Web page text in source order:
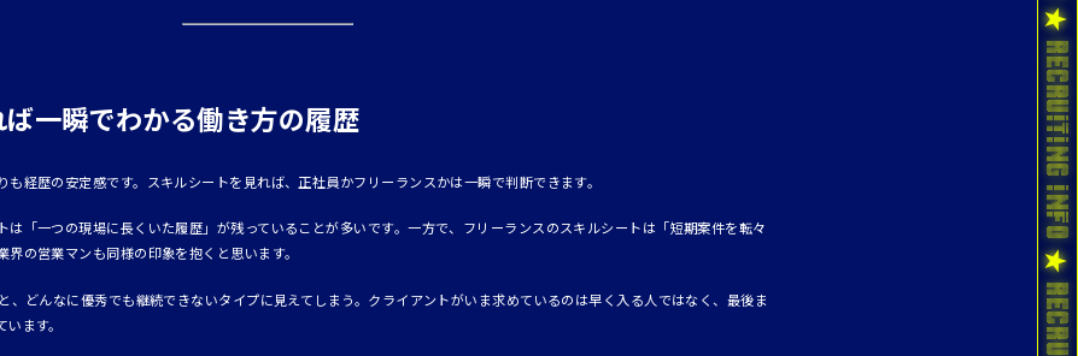
一瞬でわかる働き方の履歴
経歴の安定感です。スキルシートを見れば、正社員かフリーランスかは一瞬で判断できます。
は「一つの現場に長くいた履歴」が残っていることが多いです。一方で、フリーランスのスキルシートは「短期案件を転々
の営業マンも同様の印象を抱くと思います。
、どんなに優秀でも継続できないタイプに見えてしまう。クライアントがいま求めているのは早く入る人ではなく、最後ま
ます。